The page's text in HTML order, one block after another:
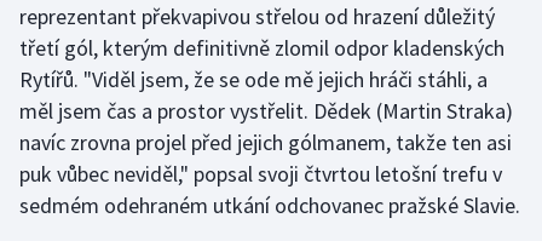
Golf
Gymnastika
Házená
Jezdectví
reprezentant překvapivou střelou od hrazení důležitý
třetí gól, kterým definitivně zlomil odpor kladenských
Rytířů. "Viděl jsem, že se ode mě jejich hráči stáhli, a
měl jsem čas a prostor vystřelit. Dědek (Martin Straka)
navíc zrovna projel před jejich gólmanem, takže ten asi
puk vůbec neviděl," popsal svoji čtvrtou letošní trefu v
sedmém odehraném utkání odchovanec pražské Slavie.